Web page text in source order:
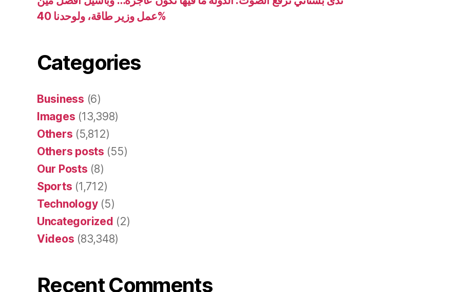
عمل وزير طاقة، ولوحدنا 40%
Categories
Business (6)
Images (13,398)
Others (5,812)
Others posts (55)
Our Posts (8)
Sports (1,712)
Technology(5)
Uncategorized (2)
Videos (83,348)
Recent Comments